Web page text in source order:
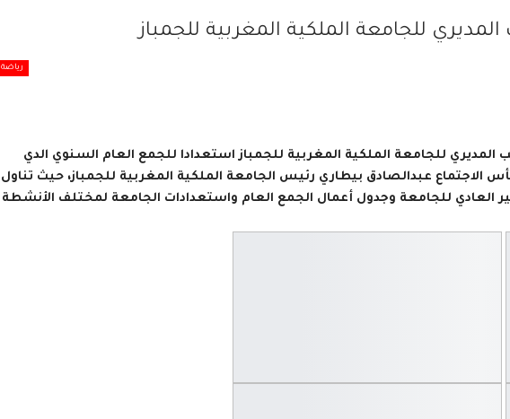
للجامعة الملكية المغربية للجمباز
رياضة
للجامعة الملكية المغربية للجمباز استعدادا للجمع العام السنوي الدي
بمدينة خريبكة يوم 26 دجنبر 2021 وتأس الاجتماع عبدالصادق بيطاري رئيس الجامعة الملكية المغربية للجمباز، حيث تناول
العادي للجامعة وجدول أعمال الجمع العام واستعدادات الجامعة لمختلف الأنشطة